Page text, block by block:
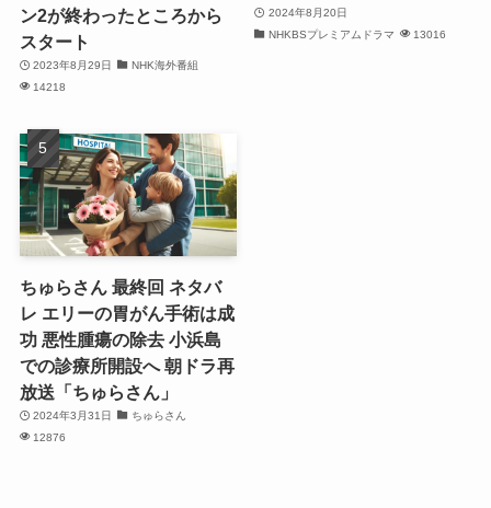
ン2が終わったところから
スタート
2023年8月29日
NHK海外番組
14218
2024年8月20日
NHKBSプレミアムドラマ
13016
ちゅらさん 最終回 ネタバ
レ エリーの胃がん手術は成
功 悪性腫瘍の除去 小浜島
での診療所開設へ 朝ドラ再
放送「ちゅらさん」
2024年3月31日
ちゅらさん
12876